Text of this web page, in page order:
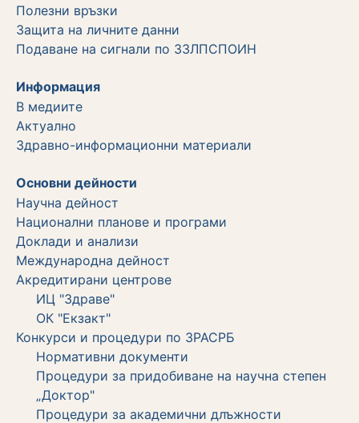
Полезни връзки
Защита на личните данни
Подаване на сигнали по ЗЗЛПСПОИН
Информация
В медиите
Актуално
Здравно-информационни материали
Основни дейности
Научна дейност
Национални планове и програми
Доклади и анализи
Международна дейност
Акредитирани центрове
ИЦ "Здраве"
ОК "Екзакт"
Конкурси и процедури по ЗРАСРБ
Нормативни документи
Процедури за придобиване на научна степен
„Доктор"
Процедури за академични длъжности